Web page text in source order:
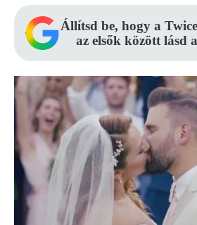
Állítsd be, hogy a
az elsők között lásd